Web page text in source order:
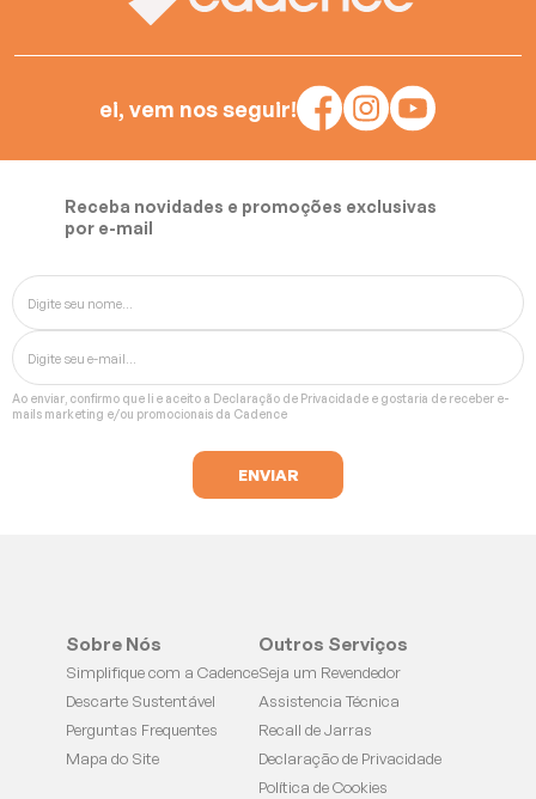
ei, vem nos seguir!
Receba novidades e promoções exclusivas
por e-mail
Ao enviar, confirmo que li e aceito a Declaração de Privacidade e gostaria de receber e-
mails marketing e/ou promocionais da Cadence
Sobre Nós
Simplifique com a Cadence
Descarte Sustentável
Perguntas Frequentes
Mapa do Site
Outros Serviços
Seja um Revendedor
Assistencia Técnica
Recall de Jarras
Declaração de Privacidade
Política de Cookies